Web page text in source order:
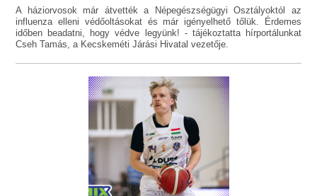
A háziorvosok már átvették a Népegészségügyi Osztályoktól az
influenza elleni védőoltásokat és már igényelhető tőlük. Érdemes
időben beadatni, hogy védve legyünk! - tájékoztatta hírportálunkat
Cseh Tamás, a Kecskeméti Járási Hivatal vezetője.